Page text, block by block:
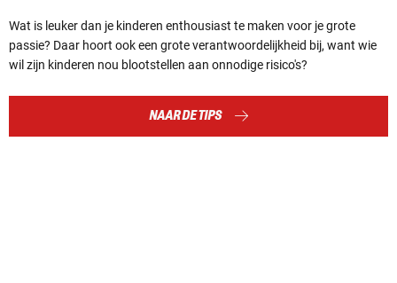
Wat is leuker dan je kinderen enthousiast te maken voor je grote
passie? Daar hoort ook een grote verantwoordelijkheid bij, want wie
wil zijn kinderen nou blootstellen aan onnodige risico's?
NAAR DE TIPS